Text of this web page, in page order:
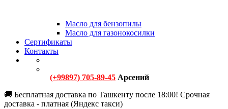
Масло для бензопилы
Масло для газонокосилки
Сертификаты
Контакты
(+99897) 705-89-45 Арсений
🚚 Бесплатная доставка по Ташкенту после 18:00! Срочная
доставка - платная (Яндекс такси)